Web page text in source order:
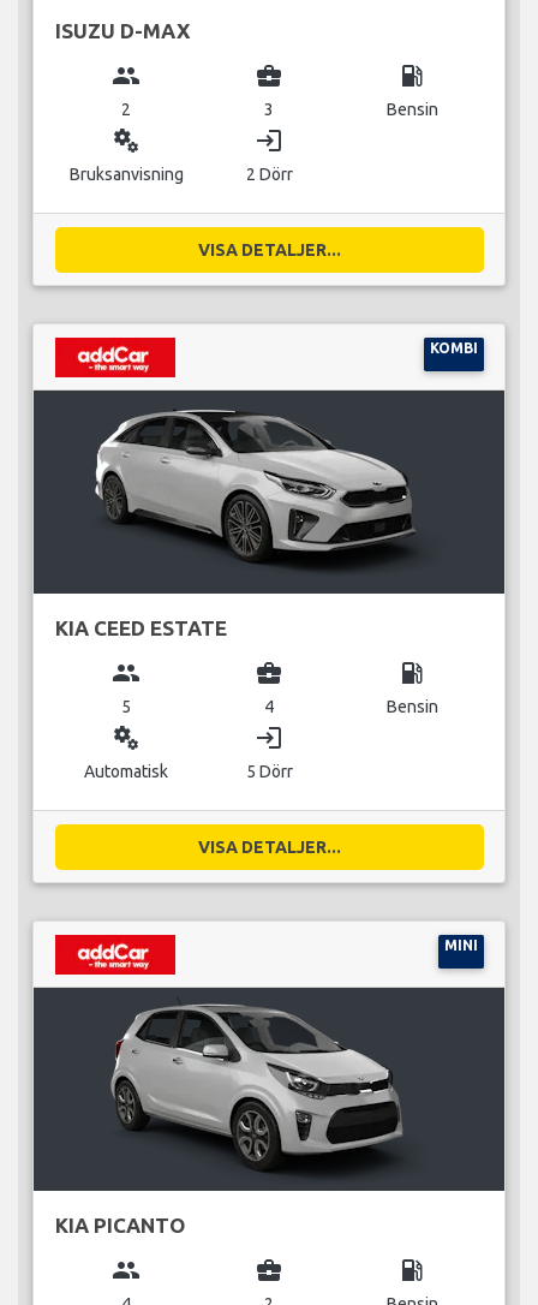
ISUZU D-MAX
group
2
business_center
3
local_gas_station
Bensin
miscellaneous_services
Bruksanvisning
login
2 Dörr
VISA DETALJER...
KOMBI
KIA CEED ESTATE
group
5
business_center
4
local_gas_station
Bensin
miscellaneous_services
Automatisk
login
5 Dörr
VISA DETALJER...
MINI
KIA PICANTO
group business_center local_gas_station